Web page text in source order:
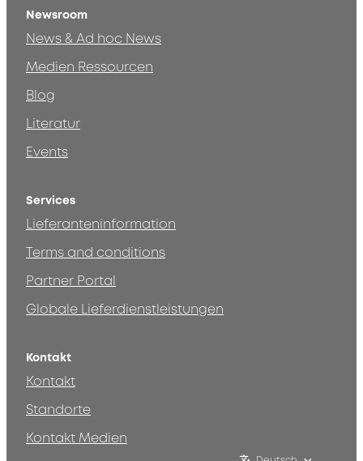
Newsroom
News & Ad hoc News
Medien Ressourcen
Blog
Literatur
Events
Services
Lieferanteninformation
Terms and conditions
Partner Portal
Globale Lieferdienstleistungen
Kontakt
Kontakt
Standorte
Kontakt Medien